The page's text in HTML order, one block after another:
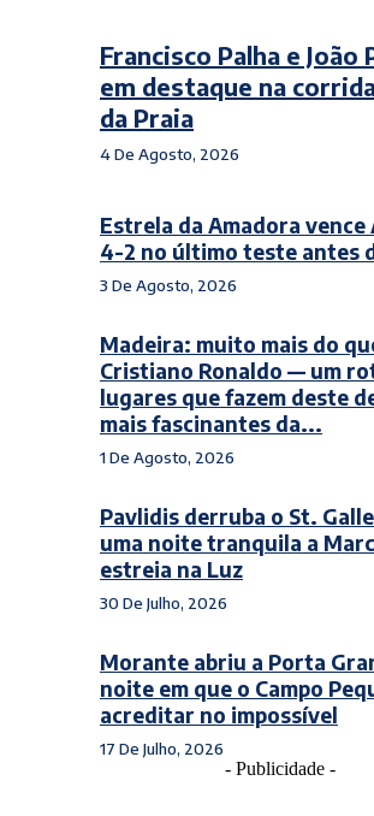
Francisco Palha e João
em destaque na
da Praia
4 De Agosto, 2026
Estrela da Amadora vence
4-2 no último teste antes
3 De Agosto, 2026
Madeira: muito mais do
Cristiano Ronaldo — um
lugares que fazem deste
mais fascinantes da...
1 De Agosto, 2026
Pavlidis derruba o St.
uma noite tranquila a
estreia na Luz
30 De Julho, 2026
Morante abriu a Porta
noite em que o Campo
acreditar no impossível
17 De Julho, 2026
- Publicidade -